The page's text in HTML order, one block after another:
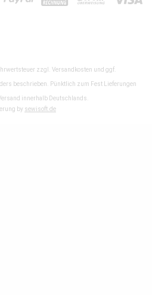
zzgl. Versandkosten und ggf.
beschrieben. Pünktlich zum Fest Lieferungen
innerhalb Deutschlands.
by sewisoft.de